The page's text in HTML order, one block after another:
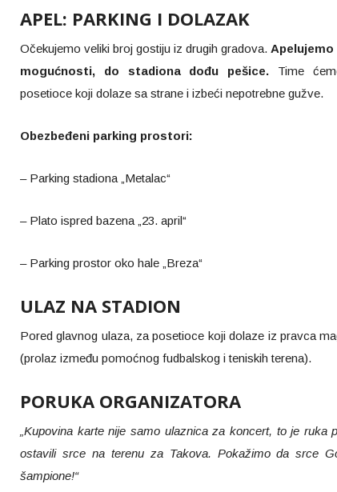
APEL: PARKING I DOLAZAK
Očekujemo veliki broj gostiju iz drugih gradova. Apelujemo
mogućnosti, do stadiona dođu pešice. Time
posetioce koji dolaze sa strane i izbeći nepotrebne gužve.
Obezbeđeni parking prostori:
– Parking stadiona „Metalac“
– Plato ispred bazena „23. april“
– Parking prostor oko hale „Breza“
ULAZ NA STADION
Pored glavnog ulaza, za posetioce koji dolaze iz pravca
(prolaz između pomoćnog fudbalskog i teniskih terena).
PORUKA ORGANIZATORA
„Kupovina karte nije samo ulaznica za koncert, to je ruka
ostavili srce na terenu za Takova. Pokažimo da srce
šampione!“